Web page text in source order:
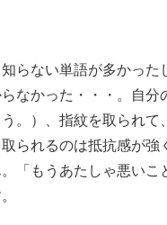
らない単語が多かった
なかった・・・。自分
。）、指紋を取られて
られるのは抵抗感が強
「もうあたしゃ悪いこ